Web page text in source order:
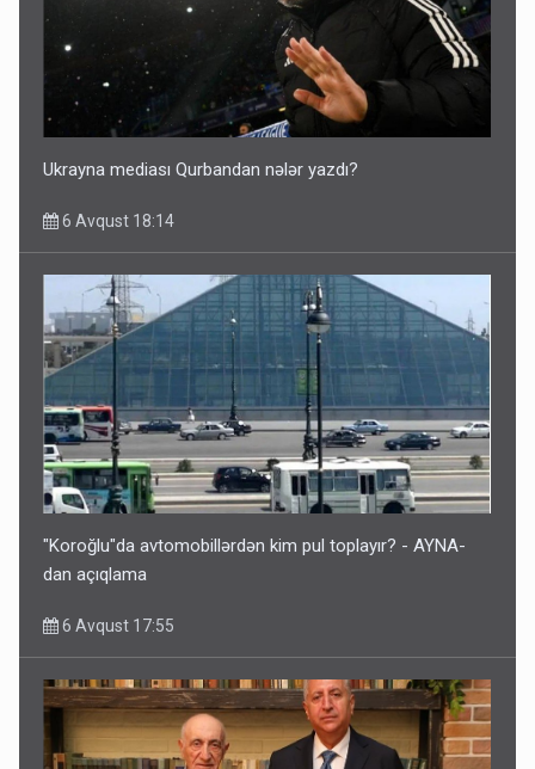
Ukrayna mediası Qurbandan nələr yazdı?
6 Avqust 18:14
"Koroğlu"da avtomobillərdən kim pul toplayır? - AYNA-
dan açıqlama
6 Avqust 17:55